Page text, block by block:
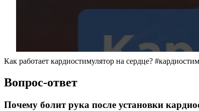
Как работает кардиостимулятор на сердце?
Вопрос-ответ
Почему болит рука после установки